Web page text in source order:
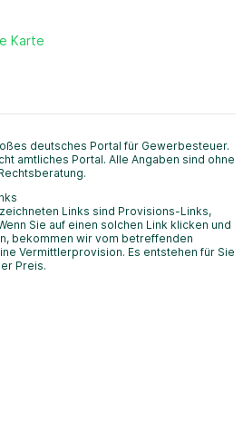
Karte
deutsches Portal für Gewerbesteuer.
amtliches Portal. Alle Angaben sind ohne
Links sind Provisions-Links,
Sie auf einen solchen Link klicken und
bekommen wir vom betreffenden
Vermittlerprovision. Es entstehen für Sie
Preis.